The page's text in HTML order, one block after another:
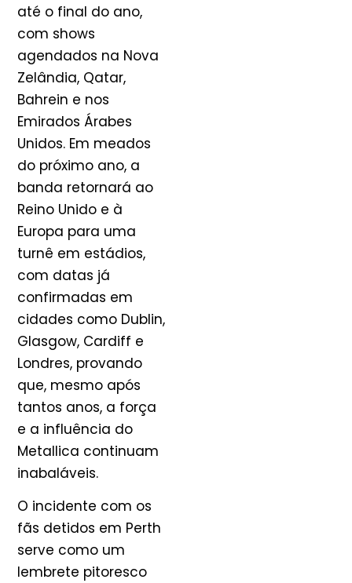
até o final do ano,
com shows
agendados na Nova
Zelândia, Qatar,
Bahrein e nos
Emirados Árabes
Unidos. Em meados
do próximo ano, a
banda retornará ao
Reino Unido e à
Europa para uma
turnê em estádios,
com datas já
confirmadas em
cidades como Dublin,
Glasgow, Cardiff e
Londres, provando
que, mesmo após
tantos anos, a força
e a influência do
Metallica continuam
inabaláveis.
O incidente com os
fãs detidos em Perth
serve como um
lembrete pitoresco